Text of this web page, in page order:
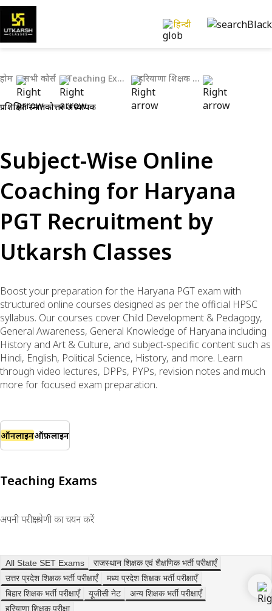
हिन्दी
होम सभी कोर्स Teaching Exams हरियाणा शिक्षक परीक्षा
प्रशिक्षित स्नातकोत्तर अध्यापक
Subject-Wise Online
Coaching for Haryana
PGT Recruitment by
Utkarsh Classes
Boost your preparation for the Haryana PGT exam with
structured online courses designed as per the official HPSC
syllabus. Our courses cover Child Development & Pedagogy,
General Awareness, General Knowledge of Haryana including
History and Art & Culture, and subject-specific content such as
Hindi, English, Political Science, History, and more. Learn
through video lectures, DPPs, PYPs, revision notes and much
more for focused exam preparation.
Teaching Exams
अपनी परीक्षा श्रेणी का चयन करें
ऑनलाइनऑफ़लाइन
All State SET Exams
राजस्थान शिक्षक एवं शैक्षणिक भर्ती परीक्षाएँ
उत्तर प्रदेश शिक्षक भर्ती परीक्षाएँ
मध्य प्रदेश शिक्षक भर्ती परीक्षाएँ
बिहार शिक्षक भर्ती परीक्षाएँ
यूजीसी नेट
अन्य शिक्षक भर्ती परीक्षाएँ
हरियाणा शिक्षक परीक्षा